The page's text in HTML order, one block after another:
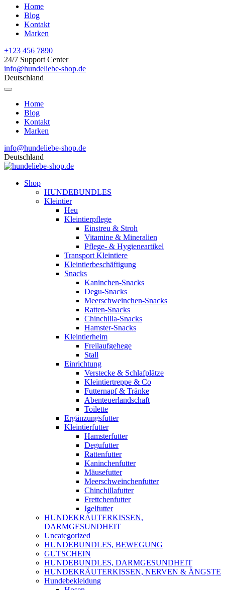
Home
Blog
Kontakt
Marken
+123 456 7890
24/7 Support Center
info@hundeliebe-shop.de
Deutschland
Home
Blog
Kontakt
Marken
info@hundeliebe-shop.de
Deutschland
Shop
HUNDEBUNDLES
Kleintier
Heu
Kleintierpflege
Einstreu & Stroh
Vitamine & Mineralien
Pflege- & Hygieneartikel
Transport Kleintiere
Kleintierbeschäftigung
Snacks
Kaninchen-Snacks
Degu-Snacks
Meerschweinchen-Snacks
Ratten-Snacks
Chinchilla-Snacks
Hamster-Snacks
Kleintierheim
Freilaufgehege
Stall
Einrichtung
Verstecke & Schlafplätze
Kleintiertreppe & Co
Futternapf & Tränke
Abenteuerlandschaft
Toilette
Ergänzungsfutter
Kleintierfutter
Hamsterfutter
Degufutter
Rattenfutter
Kaninchenfutter
Mäusefutter
Meerschweinchenfutter
Chinchillafutter
Frettchenfutter
Igelfutter
HUNDEKRÄUTERKISSEN,
DARMGESUNDHEIT
Uncategorized
HUNDEBUNDLES, BEWEGUNG
GUTSCHEIN
HUNDEBUNDLES, DARMGESUNDHEIT
HUNDEKRÄUTERKISSEN, NERVEN & ÄNGSTE
Hundebekleidung